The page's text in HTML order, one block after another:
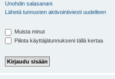
Unohdin salasanani
Lähetä tunnusten aktivointiviesti uudelleen
Muista minut
Piilota käyttäjätunnukseni tällä kertaa